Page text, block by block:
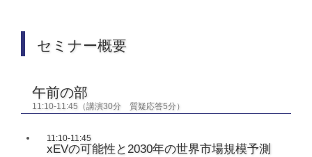
セミナー概要
午前の部
11:10-11:45（講演30分 質疑応答5分）
11:10-11:45
xEVの可能性と2030年の世界市場規模予測